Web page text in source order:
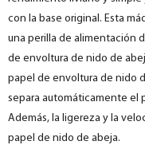
con la base original. Esta
una perilla de alimentación
de envoltura de nido de
papel de envoltura de nido
separa automáticamente el
Además, la ligereza y la
papel de nido de abeja.